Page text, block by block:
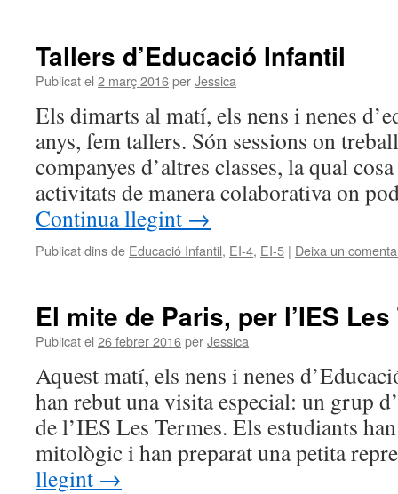
Tallers d’Educació Infantil
Publicat el 2 març 2016perJessica
Els dimarts al matí, els nens i nenes
anys, fem tallers. Són sessions on
companyes d’altres classes, la qual
activitats de manera colaborativa on
Continua llegint →
Publicat dins de Educació Infantil, EI-4, EI-5 | Deixa un
El mite de Paris, per l’IES
Publicat el 26 febrer 2016perJessica
Aquest matí, els nens i nenes
han rebut una visita especial: un grup
de l’IES Les Termes. Els estudiants
mitològic i han preparat una petita
llegint →